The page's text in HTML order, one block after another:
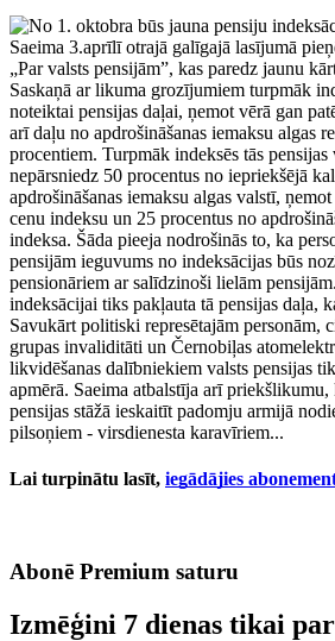
Saeima 3.aprīlī otrajā galīgajā lasījumā
„Par valsts pensijām”, kas paredz jaunu
Saskaņā ar likuma grozījumiem turpmāk
noteiktai pensijas daļai, ņemot vērā gan
arī daļu no apdrošināšanas iemaksu algas
procentiem. Turpmāk indeksēs tās pensijas
nepārsniedz 50 procentus no iepriekšējā
apdrošināšanas iemaksu algas valstī,
cenu indeksu un 25 procentus no
indeksa. Šāda pieeja nodrošinās to, ka
pensijām ieguvums no indeksācijas būs
pensionāriem ar salīdzinoši lielām
indeksācijai tiks pakļauta tā pensijas daļa,
Savukārt politiski represētajām personām,
grupas invaliditāti un Černobiļas
likvidēšanas dalībniekiem valsts pensijas
apmērā. Saeima atbalstīja arī priekšlikumu,
pensijas stāžā ieskaitīt padomju armijā
pilsoņiem - virsdienesta karavīriem...
Lai turpinātu lasīt, iegādājies
Abonē Premium saturu
Izmēģini 7 dienas tikai par